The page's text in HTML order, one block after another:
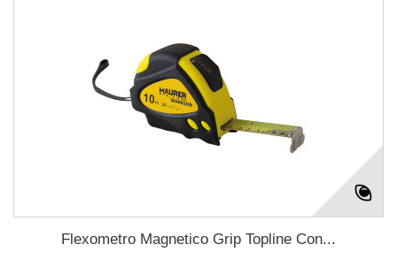
Flexometro Magnetico Grip Topline Con...